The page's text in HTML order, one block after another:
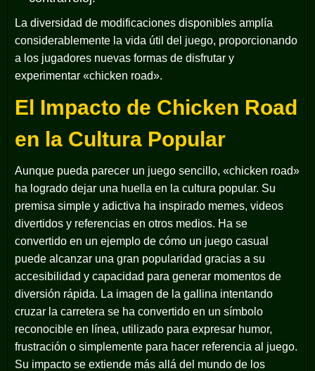
La diversidad de modificaciones disponibles amplía
considerablemente la vida útil del juego, proporcionando
a los jugadores nuevas formas de disfrutar y
experimentar «chicken road».
El Impacto de Chicken Road
en la Cultura Popular
Aunque pueda parecer un juego sencillo, «chicken road»
ha logrado dejar una huella en la cultura popular. Su
premisa simple y adictiva ha inspirado memes, videos
divertidos y referencias en otros medios. Ha se
convertido en un ejemplo de cómo un juego casual
puede alcanzar una gran popularidad gracias a su
accesibilidad y capacidad para generar momentos de
diversión rápida. La imagen de la gallina intentando
cruzar la carretera se ha convertido en un símbolo
reconocible en línea, utilizado para expresar humor,
frustración o simplemente para hacer referencia al juego.
Su impacto se extiende más allá del mundo de los